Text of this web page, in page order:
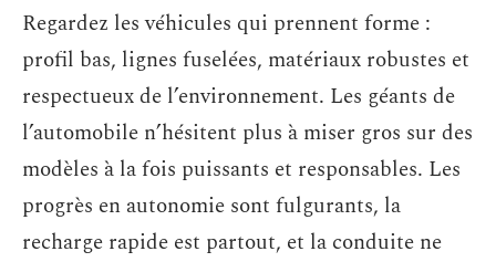
Regardez les véhicules qui prennent forme :
profil bas, lignes fuselées, matériaux robustes et
respectueux de l’environnement. Les géants de
l’automobile n’hésitent plus à miser gros sur des
modèles à la fois puissants et responsables. Les
progrès en autonomie sont fulgurants, la
recharge rapide est partout, et la conduite ne